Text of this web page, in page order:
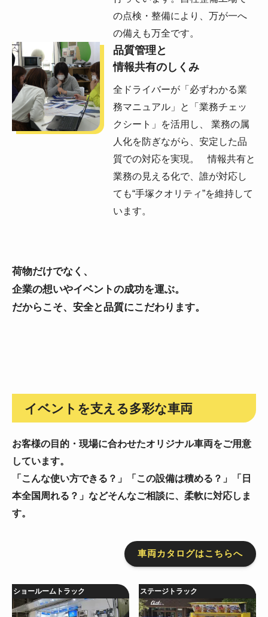
の点検・整備により、万が一へ
の備えも万全です。
品質管理と
情報共有のしくみ
全ドライバーが「必ずわかる業
務マニュアル」と「業務チェッ
クシート」を活用し、 業務の属
人化を防ぎながら、安定した品
質での対応を実現。 情報共有と
業務の見える化で、誰が対応し
ても“手塚クオリティ”を維持して
います。
荷物だけでなく、
企業の想いやイベントの成功を運ぶ。
だからこそ、安全と品質にこだわります。
イベントを支える多彩な車両
お客様の目的・現場に合わせたオリジナル車両をご用意
しています。
「こんな使い方できる？」「この設備は積める？」「日
本全国周れる？」などそんなご相談に、柔軟に対応しま
す。
車両カタログはこちらへ
ショールームトラック ステージトラック